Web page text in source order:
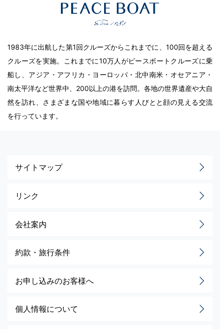
1983年に出航した第1回クルーズからこれまでに、100回を超える
クルーズを実施。これまでに10万人がピースボートクルーズに乗
船し、アジア・アフリカ・ヨーロッパ・北中南米・オセアニア・
南太平洋など世界中、200以上の港を訪問。各地の世界遺産や大自
然を訪れ、さまざまな国や地域に暮らす人びとと顔の見える交流
を行っています。
サイトマップ
リンク
会社案内
約款・旅行条件
お申し込みのお客様へ
個人情報について